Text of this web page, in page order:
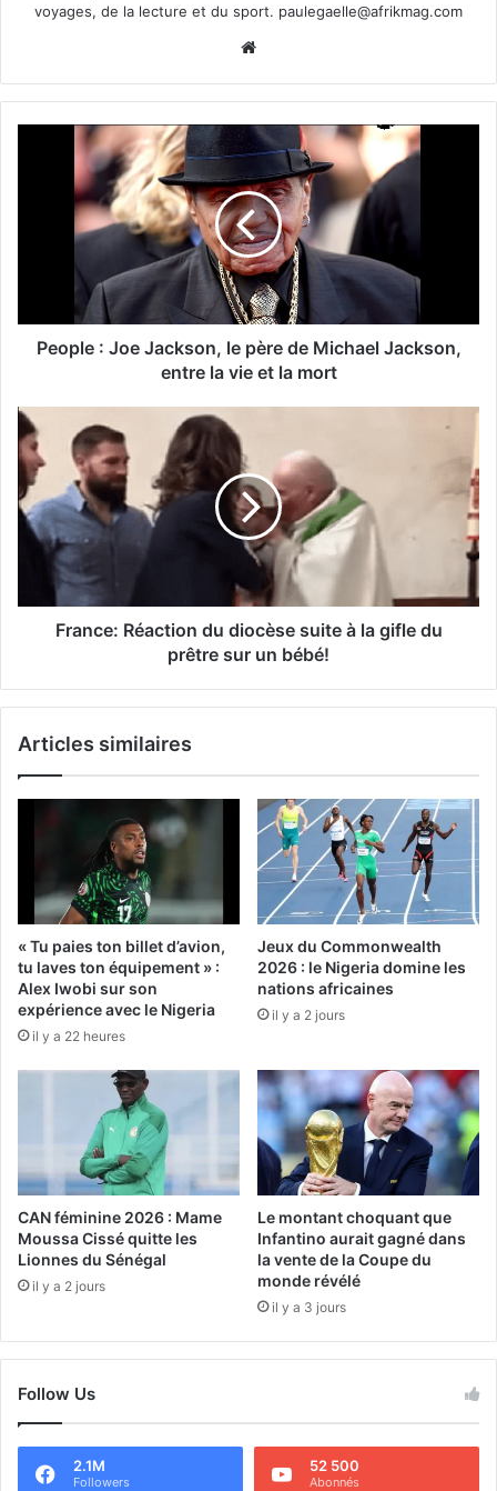
voyages, de la lecture et du sport. paulegaelle@afrikmag.com
People : Joe Jackson, le père de Michael Jackson,
entre la vie et la mort
France: Réaction du diocèse suite à la gifle du
prêtre sur un bébé!
Articles similaires
« Tu paies ton billet d’avion,
tu laves ton équipement » :
Alex Iwobi sur son
expérience avec le Nigeria
il y a 22 heures
Jeux du Commonwealth
2026 : le Nigeria domine les
nations africaines
il y a 2 jours
CAN féminine 2026 : Mame
Moussa Cissé quitte les
Lionnes du Sénégal
il y a 2 jours
Le montant choquant que
Infantino aurait gagné dans
la vente de la Coupe du
monde révélé
il y a 3 jours
Follow Us
2.1M
Followers
52 500
Abonnés